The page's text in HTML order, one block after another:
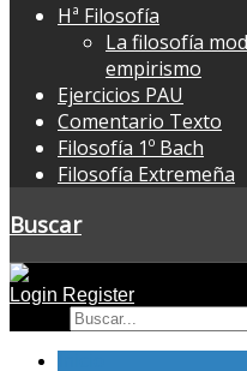
Hª Filosofía
La filosofía
empirismo
Ejercicios PAU
Comentario Texto
Filosofía 1º Bach
Filosofía Extremeña
Buscar
Login Register